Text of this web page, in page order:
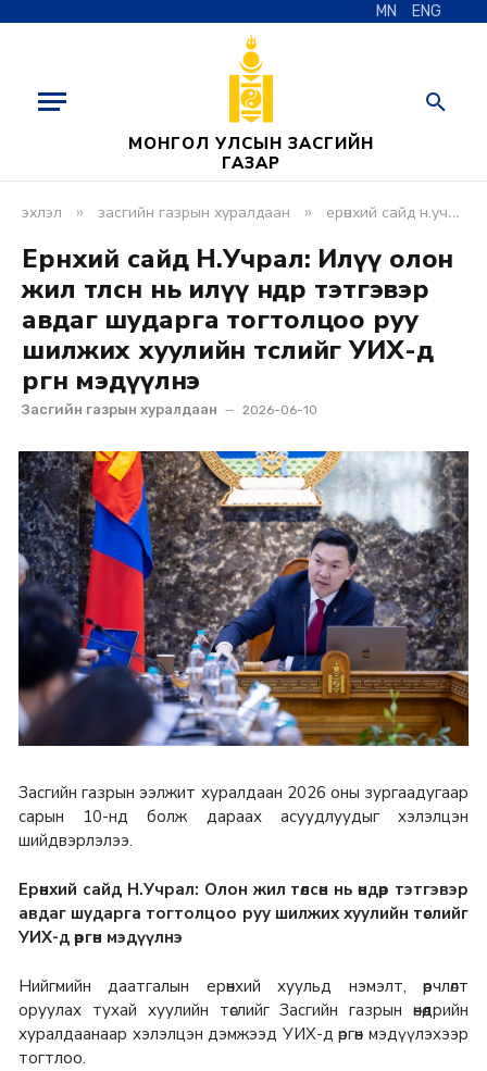
MN ENG
МОНГОЛ УЛСЫН ЗАСГИЙН
ГАЗАР
эхлэл » засгийн газрын хуралдаан » ерөнхий сайд н.учрал: илүү олон жил төлсөн нь илүү өндөр тэтгэвэр авдаг шударга тогтолцоо руу шилжих хуулийн төслийг уих-д өргөн мэдүүлнэ
Ерөнхий сайд Н.Учрал: Илүү олон
жил төлсөн нь илүү өндөр тэтгэвэр
авдаг шударга тогтолцоо руу
шилжих хуулийн төслийг УИХ-д
өргөн мэдүүлнэ
Засгийн газрын хуралдаан 2026-06-10
Засгийн газрын ээлжит хуралдаан 2026 оны зургаадугаар
сарын 10-нд болж дараах асуудлуудыг хэлэлцэн
шийдвэрлэлээ.
Ерөнхий сайд Н.Учрал: Олон жил төлсөн нь өндөр тэтгэвэр
авдаг шударга тогтолцоо руу шилжих хуулийн төслийг
УИХ-д өргөн мэдүүлнэ
Нийгмийн даатгалын ерөнхий хуульд нэмэлт, өөрчлөлт
оруулах тухай хуулийн төслийг Засгийн газрын өнөөдрийн
хуралдаанаар хэлэлцэн дэмжээд УИХ-д өргөн мэдүүлэхээр
тогтлоо.